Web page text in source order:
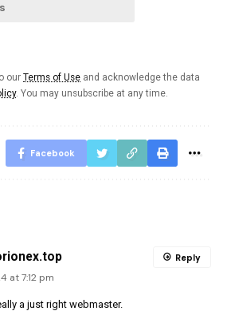
our Terms of Use and acknowledge the data
. You may unsubscribe at any time.
Facebook
at 7:12 pm
a just right webmaster.
Reply